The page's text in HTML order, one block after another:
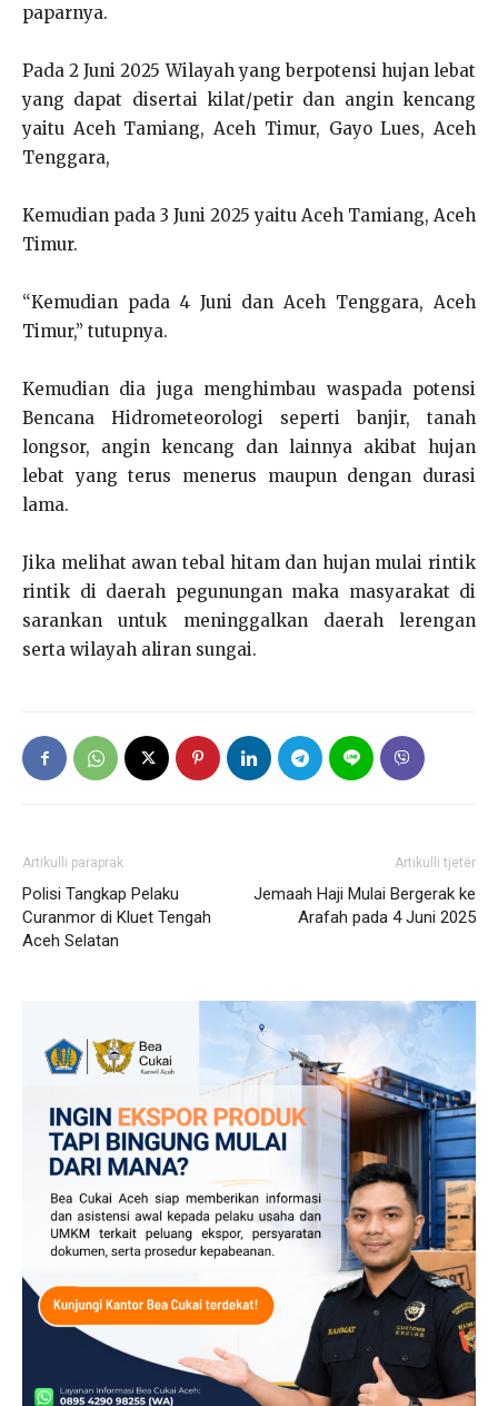
paparnya.
Pada 2 Juni 2025 Wilayah yang berpotensi hujan lebat
yang dapat disertai kilat/petir dan angin kencang
yaitu Aceh Tamiang, Aceh Timur, Gayo Lues, Aceh
Tenggara,
Kemudian pada 3 Juni 2025 yaitu Aceh Tamiang, Aceh
Timur.
“Kemudian pada 4 Juni dan Aceh Tenggara, Aceh
Timur,” tutupnya.
Kemudian dia juga menghimbau waspada potensi
Bencana Hidrometeorologi seperti banjir, tanah
longsor, angin kencang dan lainnya akibat hujan
lebat yang terus menerus maupun dengan durasi
lama.
Jika melihat awan tebal hitam dan hujan mulai rintik
rintik di daerah pegunungan maka masyarakat di
sarankan untuk meninggalkan daerah lerengan
serta wilayah aliran sungai.
Artikulli paraprak
Polisi Tangkap Pelaku
Curanmor di Kluet Tengah
Aceh Selatan
Artikulli tjetër
Jemaah Haji Mulai Bergerak ke
Arafah pada 4 Juni 2025